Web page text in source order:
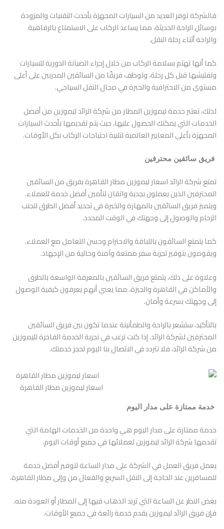
فالشركة توفر العديد من السيارات المجهزة بأحدث التقنيات والمزودة
بوسائل الراحة الحديثة، مما يساعد الركاب على الاستمتاع بالرفاهية
والراحة أثناء رحلة النقل.
كما أنها تهتم بسلامة الركاب من خلال إجراء الصيانة الدورية للسيارات
وتفتيشها قبل كل رحلة، وتوظف فريقًا من السائقين المدربين على أعلى
مستوى من الاحترافية والخبرة في مجال النقل السياحي.
لذلك، تعتبر خدمة ليموزين المطار من شركة الرائد ليموزين من أفضل
الخدمات التي يمكنك الحصول عليها، حيث يتم تقديمها بأحدث السيارات
المجهزة بأعلى المعايير العالمية لتلبية احتياجات الركاب بكل الأوقات.
فريق سائقين محترفين
تمتع شركة الرائد اسعار ليموزين مطار القاهرة بفريق من السائقين
المحترفين الذين يعملون بجدية واتقان لتأمين أفضل خدمة للعملاء.
ويتميز فريق السائقين بالمهارة والخبرة في تحديد أفضل الطرق لتجنب
الزحام والوصول إلى وجهتك في الوقت المحدد.
كما يتمتع السائقون باللباقة والاحترام وحسن التعامل مع العملاء.
ويقومون بتوفير تجربة سفر ممتعة وآمنة وخالية من الإجهاد.
وعلاوة على ذلك، يتمتع فريق السائقين بالمعرفة الواسعة بالطرق
والأماكن في القاهرة والجيزة، مما يعني أنهم يعرفون كيفية الوصول
إلى وجهتك بسرعة وأمان.
بالتأكيد، ستشعر بالراحة والطمأنينة عندما تكون بين فريق السائقين
المحترفين لشركة الرائد. إذا كنت ترغب في تجربة الخدمة الفاخرة لليموزين
من شركة الرائد، فلا تتردد في الاتصال بنا اليوم لحجز خدمتك.
اسعار ليموزين مطار القاهرة
خدمة ممتازة على مدار اليوم
خدمة ممتازة على مدار اليوم هي واحدة من الخدمات الهامة التي
تقدمها شركة الرائد ليموزين لعملائها في جميع أوقات اليوم.
يعمل فريق العمل في الشركة على مدار الساعة لتوفير أفضل خدمة
للمسافرين عند الحاجة إلى النقل السريع والفعال من وإلى مطار القاهرة.
بغض النظر عن الساعة التي تريد الذهاب فيها إلى المطار أو العودة منه،
فإن فريق الرائد ليموزين يقدم خدمة رائعة في جميع الأوقات.